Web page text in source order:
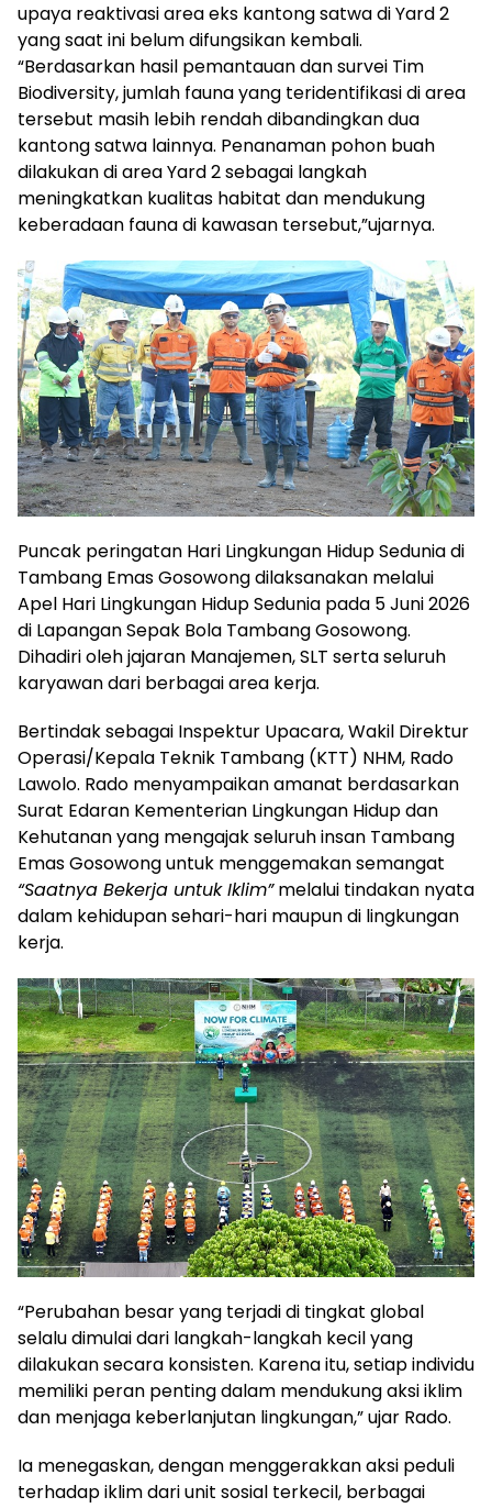
upaya reaktivasi area eks kantong satwa di Yard 2
yang saat ini belum difungsikan kembali.
“Berdasarkan hasil pemantauan dan survei Tim
Biodiversity, jumlah fauna yang teridentifikasi di area
tersebut masih lebih rendah dibandingkan dua
kantong satwa lainnya. Penanaman pohon buah
dilakukan di area Yard 2 sebagai langkah
meningkatkan kualitas habitat dan mendukung
keberadaan fauna di kawasan tersebut,”ujarnya.
Puncak peringatan Hari Lingkungan Hidup Sedunia di
Tambang Emas Gosowong dilaksanakan melalui
Apel Hari Lingkungan Hidup Sedunia pada 5 Juni 2026
di Lapangan Sepak Bola Tambang Gosowong.
Dihadiri oleh jajaran Manajemen, SLT serta seluruh
karyawan dari berbagai area kerja.
Bertindak sebagai Inspektur Upacara, Wakil Direktur
Operasi/Kepala Teknik Tambang (KTT) NHM, Rado
Lawolo. Rado menyampaikan amanat berdasarkan
Surat Edaran Kementerian Lingkungan Hidup dan
Kehutanan yang mengajak seluruh insan Tambang
Emas Gosowong untuk menggemakan semangat
“Saatnya Bekerja untuk Iklim”melalui tindakan nyata
dalam kehidupan sehari-hari maupun di lingkungan
kerja.
“Perubahan besar yang terjadi di tingkat global
selalu dimulai dari langkah-langkah kecil yang
dilakukan secara konsisten. Karena itu, setiap individu
memiliki peran penting dalam mendukung aksi iklim
dan menjaga keberlanjutan lingkungan,” ujar Rado.
Ia menegaskan, dengan menggerakkan aksi peduli
terhadap iklim dari unit sosial terkecil, berbagai